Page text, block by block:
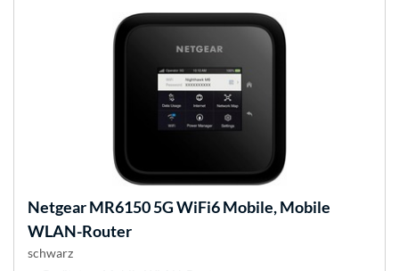
NetgearMR6150 5G WiFi6 Mobile, Mobile
WLAN-Router
schwarz